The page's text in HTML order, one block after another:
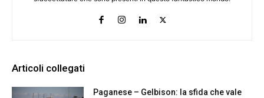
Articoli collegati
Paganese – Gelbison: la sfida che vale